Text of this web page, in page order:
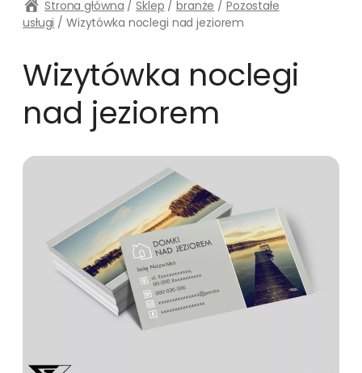
Strona główna / Sklep / branże / Pozostałe
usługi / Wizytówka noclegi nad jeziorem
Wizytówka noclegi
nad jeziorem